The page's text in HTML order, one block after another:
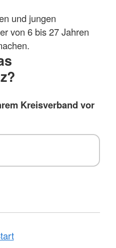
und jungen
von 6 bis 27 Jahren
Kreisverband vor